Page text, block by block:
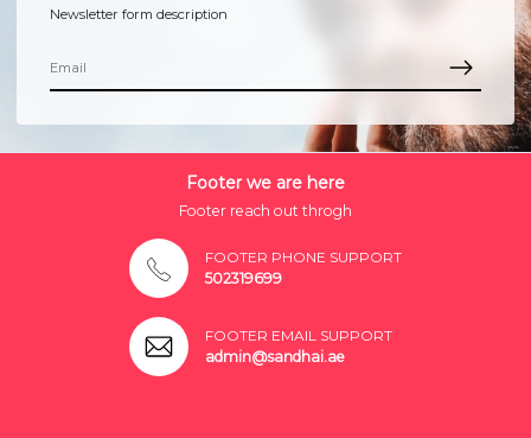
Newsletter form description
Footer we are here
Footer reach out throgh
FOOTER PHONE SUPPORT
502319699
FOOTER EMAIL SUPPORT
admin@sandhai.ae